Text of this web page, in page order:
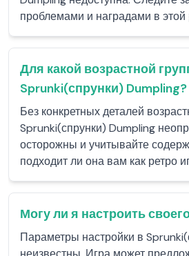
проблемами и наградами в этой
Для какой возрастной
Sprunki(спрунки) Dumpling?
Без конкретных деталей
Sprunki(спрунки) Dumpling
осторожны и учитывайте
подходит ли она вам как ретро
Могу ли я настроить
Параметры настройки в